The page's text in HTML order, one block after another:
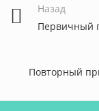
Назад
Первичный
Повторный